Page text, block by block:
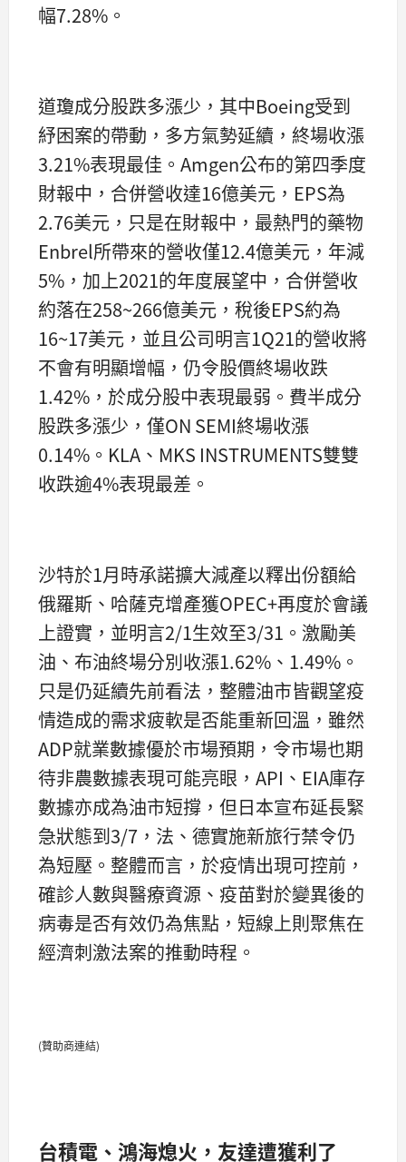
幅7.28%。
道瓊成分股跌多漲少，其中Boeing受到
紓困案的帶動，多方氣勢延續，終場收漲
3.21%表現最佳。Amgen公布的第四季度
財報中，合併營收達16億美元，EPS為
2.76美元，只是在財報中，最熱門的藥物
Enbrel所帶來的營收僅12.4億美元，年減
5%，加上2021的年度展望中，合併營收
約落在258~266億美元，稅後EPS約為
16~17美元，並且公司明言1Q21的營收將
不會有明顯增幅，仍令股價終場收跌
1.42%，於成分股中表現最弱。費半成分
股跌多漲少，僅ON SEMI終場收漲
0.14%。KLA、MKS INSTRUMENTS雙雙
收跌逾4%表現最差。
沙特於1月時承諾擴大減產以釋出份額給
俄羅斯、哈薩克增產獲OPEC+再度於會議
上證實，並明言2/1生效至3/31。激勵美
油、布油終場分別收漲1.62%、1.49%。
只是仍延續先前看法，整體油市皆觀望疫
情造成的需求疲軟是否能重新回溫，雖然
ADP就業數據優於市場預期，令市場也期
待非農數據表現可能亮眼，API、EIA庫存
數據亦成為油市短撐，但日本宣布延長緊
急狀態到3/7，法、德實施新旅行禁令仍
為短壓。整體而言，於疫情出現可控前，
確診人數與醫療資源、疫苗對於變異後的
病毒是否有效仍為焦點，短線上則聚焦在
經濟刺激法案的推動時程。
(贊助商連結)
台積電、鴻海熄火，友達遭獲利了